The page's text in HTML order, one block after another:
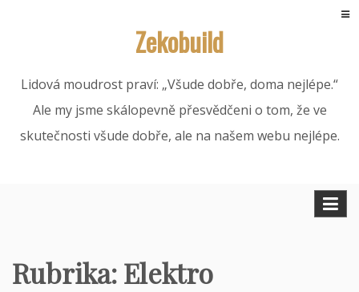
Zekobuild
Lidová moudrost praví: „Všude dobře, doma nejlépe.“
Ale my jsme skálopevně přesvědčeni o tom, že ve
skutečnosti všude dobře, ale na našem webu nejlépe.
Rubrika:Elektro